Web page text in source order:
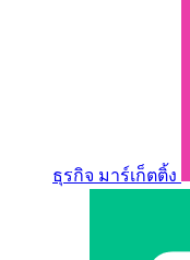
ธุรกิจ มาร์เก็ตติ้ง